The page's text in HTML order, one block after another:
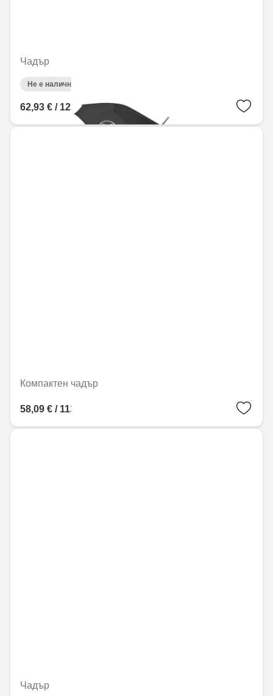
Чадър
Не е налично онлайн
62,93 € / 123,08 лв.
Компактен чадър
58,09 € / 113,62 лв.
Чадър